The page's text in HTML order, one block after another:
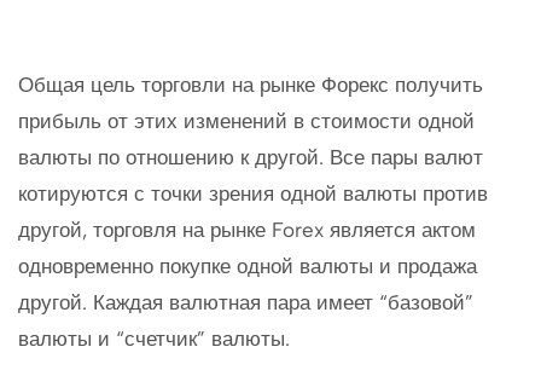
Общая цель торговли на рынке Форекс получить
прибыль от этих изменений в стоимости одной
валюты по отношению к другой. Все пары валют
котируются с точки зрения одной валюты против
другой, торговля на рынке Forex является актом
одновременно покупке одной валюты и продажа
другой. Каждая валютная пара имеет “базовой”
валюты и “счетчик” валюты.